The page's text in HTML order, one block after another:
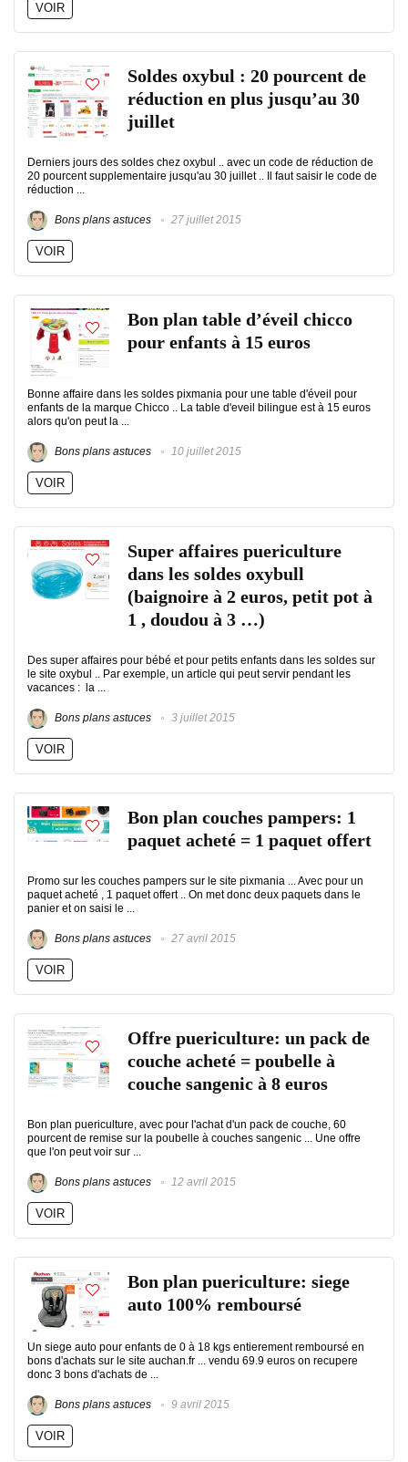
VOIR
Soldes oxybul : 20 pourcent de
réduction en plus jusqu’au 30
juillet
Derniers jours des soldes chez oxybul .. avec un code de réduction de
20 pourcent supplementaire jusqu'au 30 juillet .. Il faut saisir le code de
réduction ...
Bons plans astuces 27 juillet 2015
VOIR
Bon plan table d’éveil chicco
pour enfants à 15 euros
Bonne affaire dans les soldes pixmania pour une table d'éveil pour
enfants de la marque Chicco .. La table d'eveil bilingue est à 15 euros
alors qu'on peut la ...
Bons plans astuces 10 juillet 2015
VOIR
Super affaires puericulture
dans les soldes oxybull
(baignoire à 2 euros, petit pot à
1 , doudou à 3 …)
Des super affaires pour bébé et pour petits enfants dans les soldes sur
le site oxybul .. Par exemple, un article qui peut servir pendant les
vacances : la ...
Bons plans astuces 3 juillet 2015
VOIR
Bon plan couches pampers: 1
paquet acheté = 1 paquet offert
Promo sur les couches pampers sur le site pixmania ... Avec pour un
paquet acheté , 1 paquet offert .. On met donc deux paquets dans le
panier et on saisi le ...
Bons plans astuces 27 avril 2015
VOIR
Offre puericulture: un pack de
couche acheté = poubelle à
couche sangenic à 8 euros
Bon plan puericulture, avec pour l'achat d'un pack de couche, 60
pourcent de remise sur la poubelle à couches sangenic ... Une offre
que l'on peut voir sur ...
Bons plans astuces 12 avril 2015
VOIR
Bon plan puericulture: siege
auto 100% remboursé
Un siege auto pour enfants de 0 à 18 kgs entierement remboursé en
bons d'achats sur le site auchan.fr ... vendu 69.9 euros on recupere
donc 3 bons d'achats de ...
Bons plans astuces 9 avril 2015
VOIR